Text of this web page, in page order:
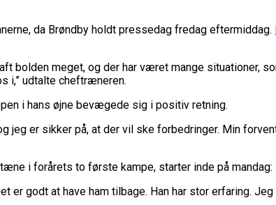
da Brøndby holdt pressedag fredag eftermiddag.
bolden meget, og der har været mange
i,” udtalte cheftræneren.
i hans øjne bevægede sig i positiv retning.
jeg er sikker på, at der vil ske forbedringer. Min
i forårets to første kampe, starter inde på mandag:
er godt at have ham tilbage. Han har stor erfaring.